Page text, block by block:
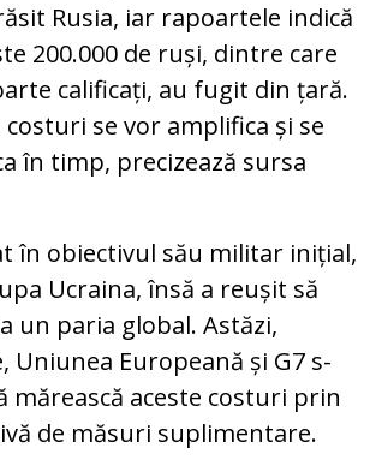
Rusia, iar rapoartele indică
200.000 de ruși, dintre care
calificați, au fugit din țară.
costuri se vor amplifica și se
în timp, precizează sursa
în obiectivul său militar inițial,
Ucraina, însă a reușit să
un paria global. Astăzi,
Uniunea Europeană și G7 s-
mărească aceste costuri prin
de măsuri suplimentare.